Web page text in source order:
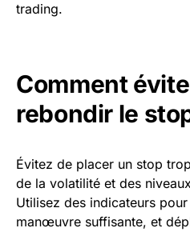
trading.
Comment
rebondir le
Évitez de placer un stop
de la volatilité et des
Utilisez des indicateurs
manœuvre suffisante, et